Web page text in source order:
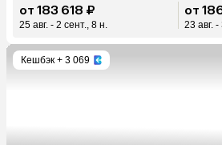
от 183 618 ₽
25 авг. - 2 сент., 8 н.
от
23 авг. -
Кешбэк + 3 069